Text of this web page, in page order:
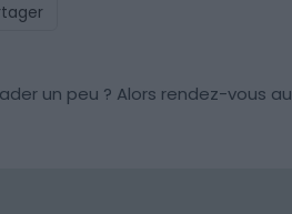
un peu ? Alors rendez-vous au